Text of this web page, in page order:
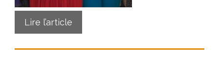
Lire l’article